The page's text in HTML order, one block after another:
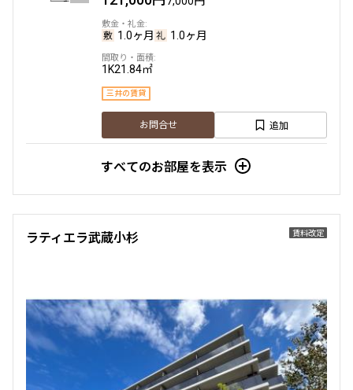
1.0ヶ月 1.0ヶ月
1K21.84㎡
三井の賃貸
お問合せ 追加
123,000円
1K21.55㎡
三井の賃貸
お問合せ 追加
すべてのお部屋を表示
賃料改定
ラティエラ武蔵小杉